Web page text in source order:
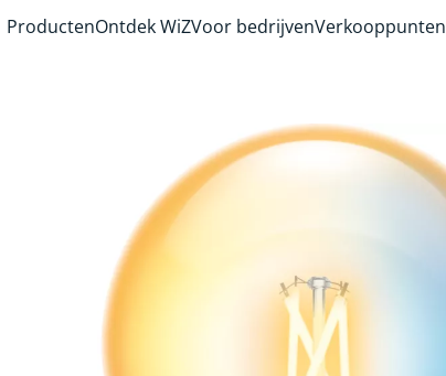
ProductenOntdek WiZVoor bedrijvenVerkooppunten